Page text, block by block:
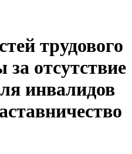
трудового
отсутствие
инвалидов